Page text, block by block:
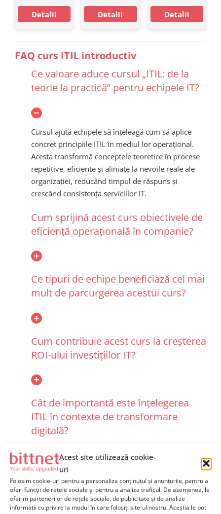
Acest site utilizează cookie-
uri
Folosim cookie-uri pentru a personaliza conținutul și anunțurile, pentru a
oferi funcții de rețele sociale și pentru a analiza traficul. De asemenea, le
oferim partenerilor de rețele sociale, de publicitate și de analize
informații cu privire la modul în care folosiți site-ul nostru. Aceștia le pot
Detalii Detalii Detalii
FAQ curs ITIL introductiv
Ce valoare aduce cursul „ITIL: de la
teorie la practică” pentru echipele IT?
Cursul ajută echipele să înțeleagă cum să aplice
concret principiile ITIL în mediul lor operațional.
Acesta transformă conceptele teoretice în procese
repetitive, eficiente și aliniate la nevoile reale ale
organizației, reducând timpul de răspuns și
crescând consistența serviciilor IT.
Cum sprijină acest curs obiectivele de
eficiență operațională în companie?
Ce tipuri de echipe beneficiază cel mai
mult de parcurgerea acestui curs?
Cum contribuie acest curs la creșterea
ROI-ului investițiilor IT?
Cât de importantă este înțelegerea
ITIL în contexte de transformare
digitală?
Ce tipuri de instrumente sau resurse
sunt prezentate în cadrul acestui curs
ITIL introductiv?